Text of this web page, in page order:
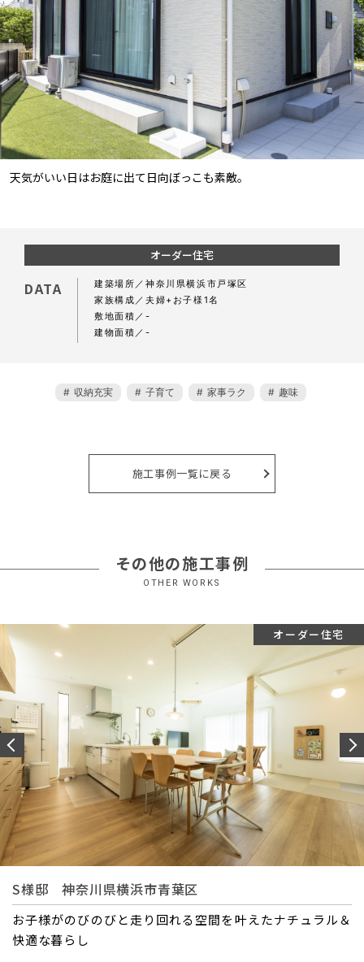
天気がいい日はお庭に出て日向ぼっこも素敵。
オーダー住宅
DATA 建築場所
神奈川県横浜市戸塚区
家族構成
夫婦+お子様1名
敷地面積
-
建物面積
-
収納充実 子育て 家事ラク 趣味
施工事例一覧に戻る
その他の施工事例
OTHER WORKS
オーダー住宅
S様邸 神奈川県横浜市青葉区
暮らしにフィットする設計で自分たちらしい快適な毎日を